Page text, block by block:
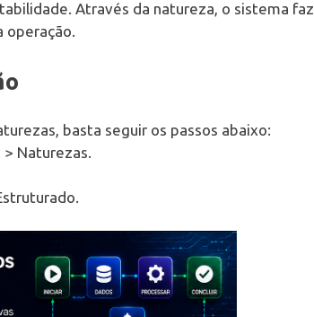
Através da natureza, o sistema faz
operação.
basta seguir os passos abaixo:
Naturezas.